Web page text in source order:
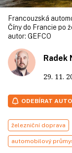
Francouzská
Číny do Francie po
autor: GEFCO
Radek
29. 11.
ODEBÍRAT
železniční doprava
automobilový